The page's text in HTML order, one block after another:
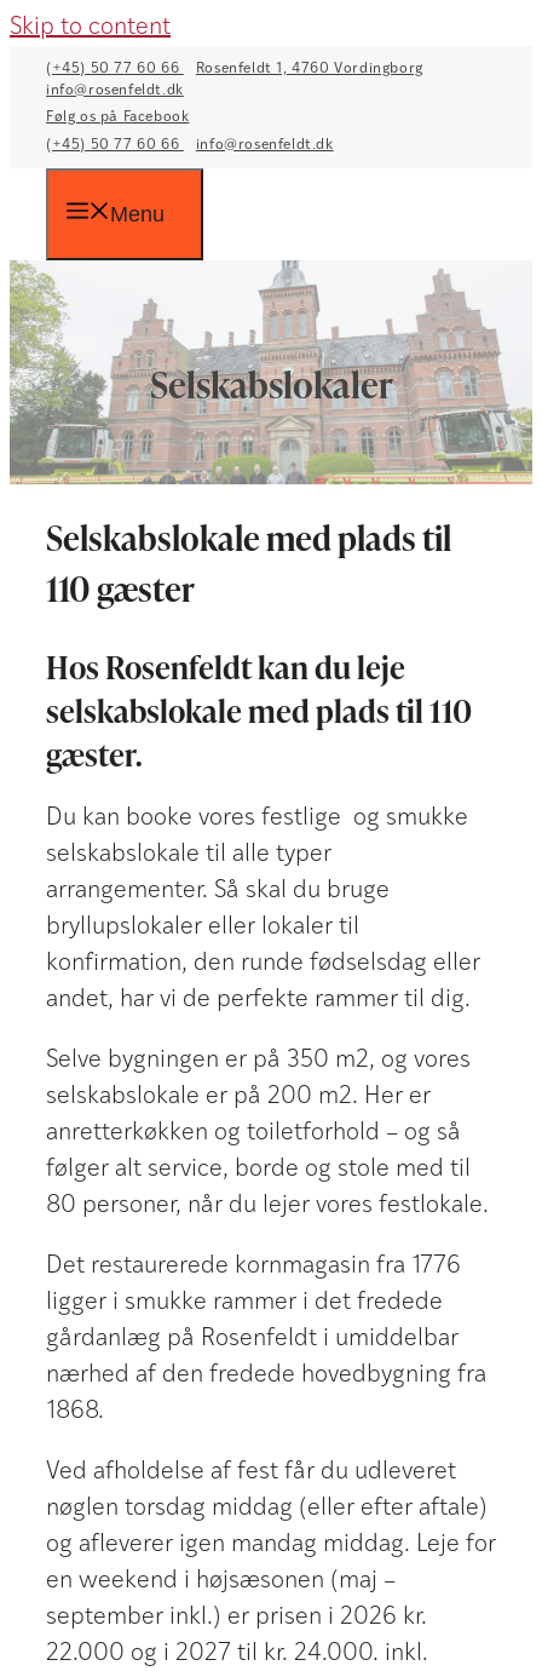
Skip to content
(+45) 50 77 60 66
Rosenfeldt 1, 4760 Vordingborg
info@rosenfeldt.dk
Følg os på Facebook
(+45) 50 77 60 66
info@rosenfeldt.dk
Menu
Selskabslokaler
Selskabslokale med plads til
110 gæster
Hos Rosenfeldt kan du leje
selskabslokale med plads til 110
gæster.
Du kan booke vores festlige og smukke
selskabslokale til alle typer
arrangementer. Så skal du bruge
bryllupslokaler eller lokaler til
konfirmation, den runde fødselsdag eller
andet, har vi de perfekte rammer til dig.
Selve bygningen er på 350 m2, og vores
selskabslokale er på 200 m2. Her er
anretterkøkken og toiletforhold – og så
følger alt service, borde og stole med til
80 personer, når du lejer vores festlokale.
​Det restaurerede kornmagasin fra 1776
ligger i smukke rammer i det fredede
gårdanlæg på Rosenfeldt i umiddelbar
nærhed af den fredede hovedbygning fra
1868.​
​Ved afholdelse af fest får du udleveret
nøglen torsdag middag (eller efter aftale)
og afleverer igen mandag middag. Leje for
en weekend i højsæsonen (maj –
september inkl.) er prisen i 2026 kr.
22.000 og i 2027 til kr. 24.000. inkl.